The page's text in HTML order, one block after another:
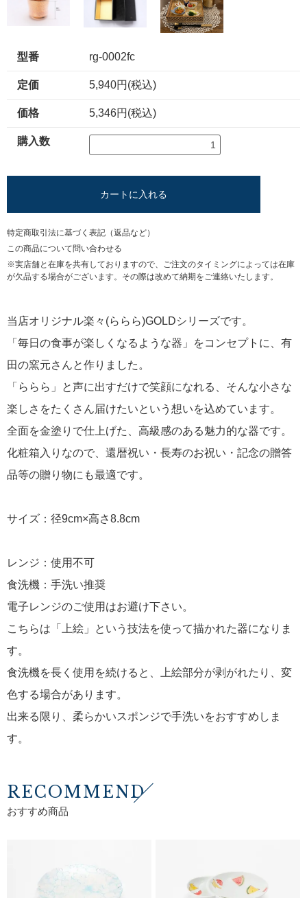
型番 rg-0002fc
定価 5,940円(税込)
価格 5,346円(税込)
購入数
カートに入れる
特定商取引法に基づく表記（返品など）
この商品について問い合わせる
※実店舗と在庫を共有しておりますので、ご注文のタイミングによっては在庫
が欠品する場合がございます。その際は改めて納期をご連絡いたします。
当店オリジナル楽々(ららら)GOLDシリーズです。
「毎日の食事が楽しくなるような器」をコンセプトに、有
田の窯元さんと作りました。
「ららら」と声に出すだけで笑顔になれる、そんな小さな
楽しさをたくさん届けたいという想いを込めています。
全面を金塗りで仕上げた、高級感のある魅力的な器です。
化粧箱入りなので、還暦祝い・長寿のお祝い・記念の贈答
品等の贈り物にも最適です。
サイズ：径9cm×高さ8.8cm
レンジ：使用不可
食洗機：手洗い推奨
電子レンジのご使用はお避け下さい。
こちらは「上絵」という技法を使って描かれた器になりま
す。
食洗機を長く使用を続けると、上絵部分が剥がれたり、変
色する場合があります。
出来る限り、柔らかいスポンジで手洗いをおすすめしま
す。
RECOMMEND
おすすめ商品